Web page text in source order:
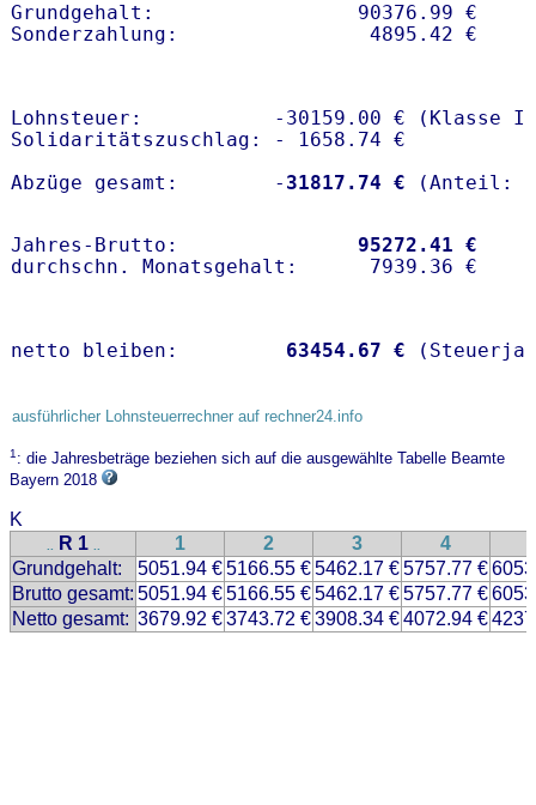
Grundgehalt:                 90376.99 €
Lohnsteuer:           -30159.00 € (Klasse I)
Solidaritätszuschlag: - 1658.74 €
Abzüge gesamt:        - 31817.74 €
Jahres-Brutto: 95272.41 €
netto bleiben: 63454.67 €
ausführlicher Lohnsteuerrechner auf rechner24.info
1: die Jahresbeträge beziehen sich auf die ausgewählte Tabelle Beamte
Bayern 2018
K
.. R 1 .. 1 2 3 4
Grundgehalt:
5051.94 €5166.55 €5462.17 €5757.77 €
Brutto gesamt: 5051.94 €5166.55 €5462.17 €5757.77 €
Netto gesamt: 3679.92 €3743.72 €3908.34 €4072.94 €